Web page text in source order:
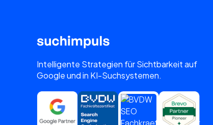
Intelligente Strategien für Sichtbarkeit auf
Google und in KI-Suchsystemen.